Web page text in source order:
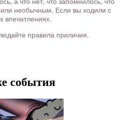
необычным. Если вы ходили с
впечатлениях.
правила приличия.
события